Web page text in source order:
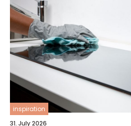
inspiration
31. July 2026